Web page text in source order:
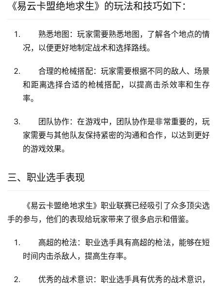
《易云卡盟绝地求生》的玩法和技巧如下：
熟悉地图：玩家需要熟悉地图，了解各个地点的情
况，以便更好地制定战术和选择路线。
合理的枪械搭配：玩家需要根据不同的敌人、场景
和距离选择合适的枪械搭配，以提高击杀效率和生存
率。
团队协作：在游戏中，团队协作是非常重要的，玩
家需要与其他队友保持紧密的沟通和合作，以达到更好
的游戏效果。
三、职业选手表现
《易云卡盟绝地求生》职业联赛已经吸引了众多顶尖选
手的参与，他们的表现给玩家带来了很多启示和借鉴。
高超的枪法：职业选手具有高超的枪法，能够在短
时间内击杀敌人，提高生存率。
优秀的战术意识：职业选手具有优秀的战术意识，